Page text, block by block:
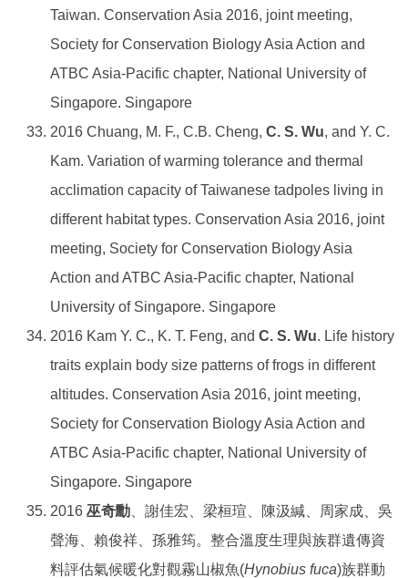
Taiwan. Conservation Asia 2016, joint meeting,
Society for Conservation Biology Asia Action and
ATBC Asia-Pacific chapter, National University of
Singapore. Singapore
2016 Chuang, M. F., C.B. Cheng, C. S. Wu, and Y. C.
Kam. Variation of warming tolerance and thermal
acclimation capacity of Taiwanese tadpoles living in
different habitat types. Conservation Asia 2016, joint
meeting, Society for Conservation Biology Asia
Action and ATBC Asia-Pacific chapter, National
University of Singapore. Singapore
2016 Kam Y. C., K. T. Feng, and C. S. Wu. Life history
traits explain body size patterns of frogs in different
altitudes. Conservation Asia 2016, joint meeting,
Society for Conservation Biology Asia Action and
ATBC Asia-Pacific chapter, National University of
Singapore. Singapore
2016 巫奇勳 、謝佳宏、梁桓瑄、陳汲緘、周家成、吳
聲海、賴俊祥、孫雅筠。整合溫度生理與族群遺傳資
料評估氣候暖化對觀霧山椒魚(Hynobius fuca)族群動